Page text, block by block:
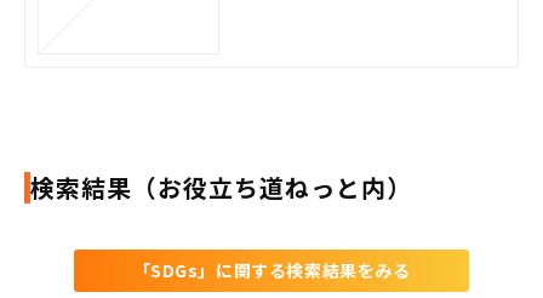
検索結果（お役立ち道ねっと内）
「SDGs」に関する検索結果をみる